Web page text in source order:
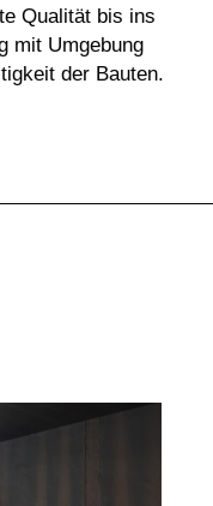
Qualität bis ins
mit Umgebung
der Bauten.